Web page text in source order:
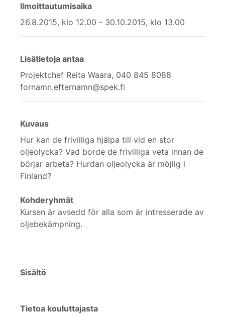
Ilmoittautumisaika
26.8.2015, klo 12.00 - 30.10.2015, klo 13.00
Lisätietoja antaa
Projektchef Reita Waara, 040 845 8088
fornamn.efternamn@spek.fi
Kuvaus
Hur kan de frivilliga hjälpa till vid en stor
oljeolycka? Vad borde de frivilliga veta innan de
börjar arbeta? Hurdan oljeolycka är möjlig i
Finland?
Kohderyhmät
Kursen är avsedd för alla som är intresserade av
oljebekämpning.
Sisältö
Tietoa kouluttajasta